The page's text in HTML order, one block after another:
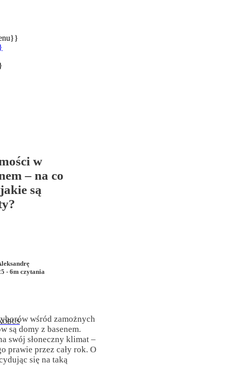
w
– na co
są
- 6m czytania
wśród zamożnych
są domy z basenem.
swój słoneczny klimat –
prawie przez cały rok. O
się na taką